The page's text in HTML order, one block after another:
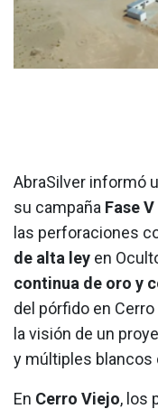
AbraSilver informó
su campaña Fase V
las perforaciones
de alta ley en
continua de oro y
del pórfido en
la visión de un
y múltiples blancos
En Cerro Viejo, los